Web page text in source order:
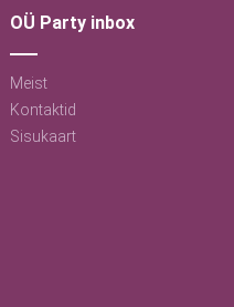
OÜ Party inbox
Meist
Kontaktid
Sisukaart